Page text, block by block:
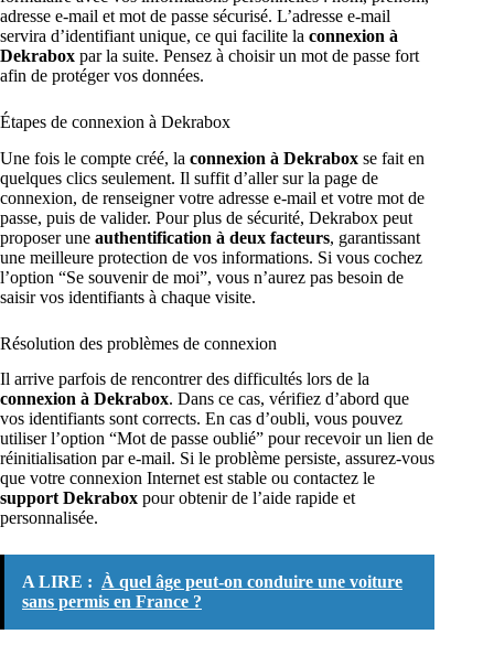
adresse e-mail et mot de passe sécurisé. L’adresse e-mail
servira d’identifiant unique, ce qui facilite la connexion à
Dekrabox par la suite. Pensez à choisir un mot de passe fort
afin de protéger vos données.
Étapes de connexion à Dekrabox
Une fois le compte créé, la connexion à Dekrabox se fait en
quelques clics seulement. Il suffit d’aller sur la page de
connexion, de renseigner votre adresse e-mail et votre mot de
passe, puis de valider. Pour plus de sécurité, Dekrabox peut
proposer une authentification à deux facteurs, garantissant
une meilleure protection de vos informations. Si vous cochez
l’option “Se souvenir de moi”, vous n’aurez pas besoin de
saisir vos identifiants à chaque visite.
Résolution des problèmes de connexion
Il arrive parfois de rencontrer des difficultés lors de la
connexion à Dekrabox. Dans ce cas, vérifiez d’abord que
vos identifiants sont corrects. En cas d’oubli, vous pouvez
utiliser l’option “Mot de passe oublié” pour recevoir un lien de
réinitialisation par e-mail. Si le problème persiste, assurez-vous
que votre connexion Internet est stable ou contactez le
support Dekrabox pour obtenir de l’aide rapide et
personnalisée.
A LIRE : À quel âge peut-on conduire une voiture
sans permis en France ?